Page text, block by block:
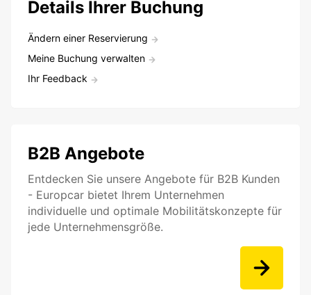
Details Ihrer Buchung
Ändern einer Reservierung
Meine Buchung verwalten
Ihr Feedback
B2B Angebote
Entdecken Sie unsere Angebote für B2B Kunden
- Europcar bietet Ihrem Unternehmen
individuelle und optimale Mobilitätskonzepte für
jede Unternehmensgröße.